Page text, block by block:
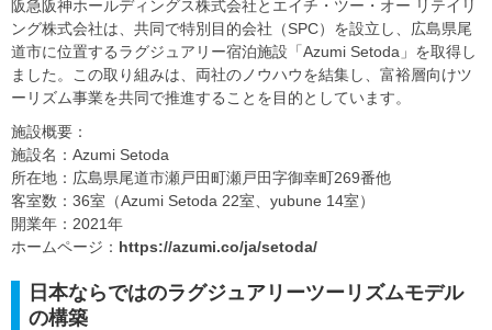
阪急阪神ホールディングス株式会社とエイチ・ツー・オー リテイリ
ング株式会社は、共同で特別目的会社（SPC）を設立し、広島県尾
道市に位置するラグジュアリー宿泊施設「Azumi Setoda」を取得し
ました。この取り組みは、両社のノウハウを結集し、富裕層向けツ
ーリズム事業を共同で推進することを目的としています。
施設概要：
施設名：Azumi Setoda
所在地：広島県尾道市瀬戸田町瀬戸田字御幸町269番他
客室数：36室（Azumi Setoda 22室、yubune 14室）
開業年：2021年
ホームページ： https://azumi.co/ja/setoda/
日本ならではのラグジュアリーツーリズムモデル
の構築